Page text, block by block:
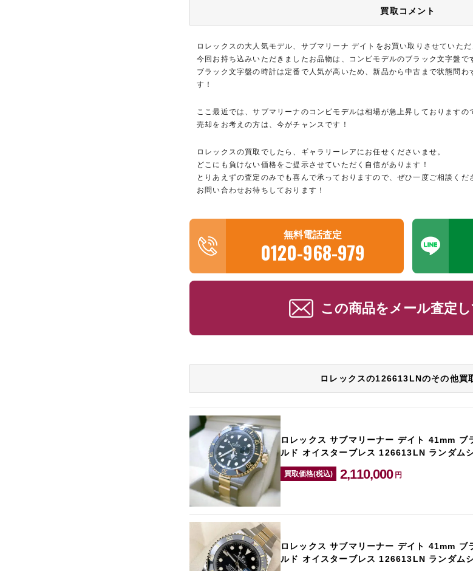
買取コメント
ロレックスの大人気モデル、サブマリーナ デイトをお買い取りさせていただ
今回お持ち込みいただきましたお品物は、コンビモデルのブラック文字盤で
ブラック文字盤の時計は定番で人気が高いため、新品から中古まで状態問わ
す！
ここ最近では、サブマリーナのコンビモデルは相場が急上昇しておりますの
売却をお考えの方は、今がチャンスです！
ロレックスの買取でしたら、ギャラリーレアにお任せくださいませ。
どこにも負けない価格をご提示させていただく自信があります！
とりあえずの査定のみでも喜んで承っておりますので、ぜひ一度ご相談くだ
お問い合わせお待ちしております！
無料電話査定
0120-968-979
この商品をメール査定
ロレックスの126613LNのその他買
ロレックス サブマリーナー デイト 41mm ブ
ルド オイスターブレス 126613LN ランダム
買取価格(税込) 2,110,000 円
ロレックス サブマリーナー デイト 41mm ブ
ルド オイスターブレス 126613LN ランダム